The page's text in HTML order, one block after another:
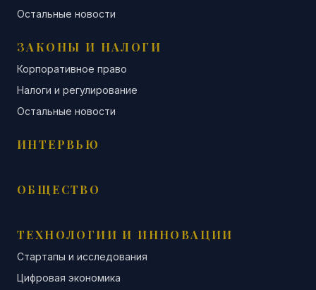
Остальные новости
ЗАКОНЫ И НАЛОГИ
Корпоративное право
Налоги и регулирование
Остальные новости
ИНТЕРВЬЮ
ОБЩЕСТВО
ТЕХНОЛОГИИ И ИННОВАЦИИ
Стартапы и исследования
Цифровая экономика